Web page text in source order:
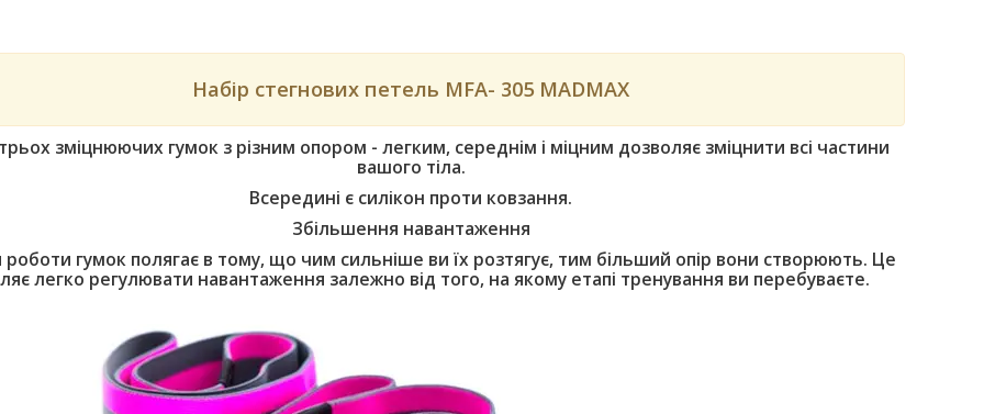
Набір стегнових петель MFA- 305 MADMAX
зміцнюючих гумок з різним опором - легким, середнім і міцним дозволяє зміцнити всі частини
вашого тіла.
Всередині є силікон проти ковзання.
Збільшення навантаження
гумок полягає в тому, що чим сильніше ви їх розтягує, тим більший опір вони створюють. Це
легко регулювати навантаження залежно від того, на якому етапі тренування ви перебуваєте.